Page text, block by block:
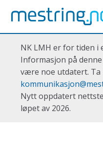
Hopp
til
navigasjon
Hopp
til
innhold
NK LMH er for tiden i
Informasjon på
være noe utdatert. Ta
Nytt oppdatert
løpet av 2026.